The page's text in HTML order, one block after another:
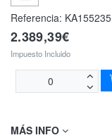
Referencia: KA155235
2.389,39€
Impuesto Incluido
MÁS INFO